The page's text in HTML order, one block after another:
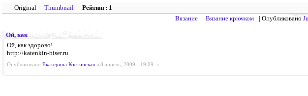
Original Thumbnail
Рейтинг: 1
Вязание
Вязание крючком | Опубликовано
Ой, как
Ой, как здорово!
http://katenkin-biser.ru
Опубликовано Екатерина Костинская в 8 апрель, 2009 - 19:09. »